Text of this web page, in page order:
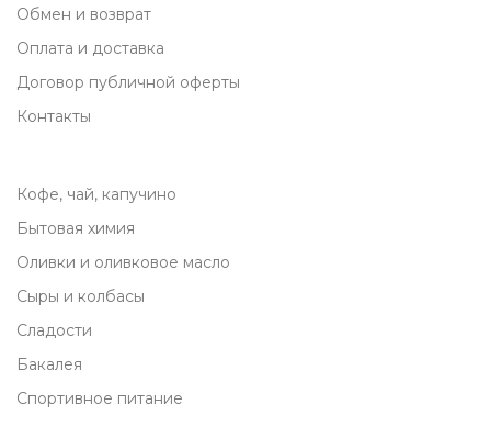
а
в
л
8
5
0
,
Обмен и возврат
Оплата и доставка
Договор публичной оферты
Контакты
Кофе, чай, капучино
Бытовая химия
Оливки и оливковое масло
Сыры и колбасы
Сладости
Бакалея
Спортивное питание